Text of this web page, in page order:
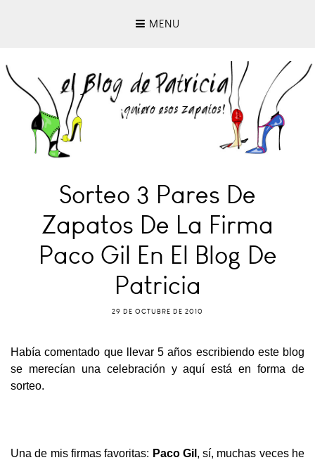
MENU
Sorteo 3 Pares De
Zapatos De La Firma
Paco Gil En El Blog De
Patricia
29 DE OCTUBRE DE 2010
Había comentado que llevar 5 años escribiendo este blog
se merecían una celebración y aquí está en forma de
sorteo.
Una de mis firmas favoritas: Paco Gil , sí, muchas veces he